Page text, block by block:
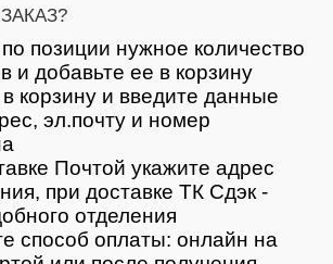
позиции нужное количество
и добавьте ее в корзину
корзину и введите данные
эл.почту и номер
Почтой укажите адрес
при доставке ТК Сдэк -
отделения
способ оплаты: онлайн на